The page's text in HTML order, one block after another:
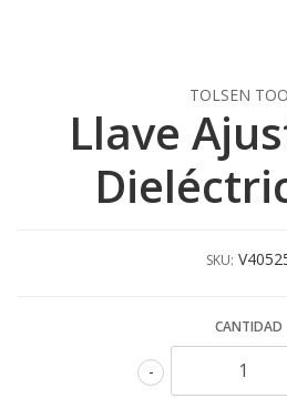
TOLSEN
Llave
SKU:
CANTIDAD
-